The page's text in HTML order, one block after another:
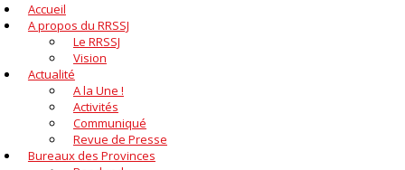
Accueil
A propos du RRSSJ
Le RRSSJ
Vision
Actualité
A la Une !
Activités
Communiqué
Revue de Presse
Bureaux des Provinces